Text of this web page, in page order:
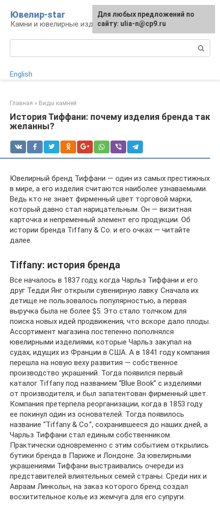
контенту
Ювелир-star
Камни и ювелирные изделия
English
Главная » Виды камней
История Тиффани: почему изделия бренда так
желанны?
Ювелирный бренд Тиффани — один из самых престижных
в мире, а его изделия считаются наиболее узнаваемыми.
Ведь кто не знает фирменный цвет торговой марки,
который давно стал нарицательным. Он — визитная
карточка и непременный элемент его продукции. Об
истории бренда Tiffany & Co. и его очках — читайте
далее.
Tiffany: история бренда
Все началось в 1837 году, когда Чарльз Тиффани и его
друг Тедди Янг открыли сувенирную лавку. Сначала их
детище не пользовалось популярностью, а первая
выручка была не более $5. Это стало толчком для
поиска новых идей продвижения, что вскоре дало плоды.
Ассортимент магазина постепенно пополнялся
ювелирными изделиями, которые Чарльз закупал на
судах, идущих из Франции в США. А в 1841 году компания
перешла на новую веху развития — собственное
производство украшений. Тогда появился первый
каталог Tiffany под названием “Blue Book” с изделиями
от производителя, и был запатентован фирменный цвет.
Компания претерпела реорганизации, когда в 1853 году
ее покинул один из основателей. Тогда появилось
название “Tiffany & Co.”, сохранившееся до наших дней, а
Чарльз Тиффани стал единым собственником.
Практически одновременно с этим событием открылись
бутики бренда в Париже и Лондоне. За ювелирными
украшениями Тиффани выстраивались очереди из
представителей влиятельных семей страны. Среди них и
Авраам Линкольн, на заказ которого бренд создал
восхитительное колье из жемчуга для его супруги.
Для любых предложений по
сайту: ulia-n@cp9.ru